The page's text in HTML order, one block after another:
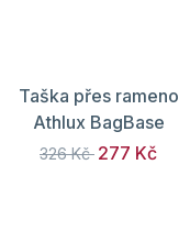
Taška přes rameno
Athlux BagBase
326 Kč 277 Kč